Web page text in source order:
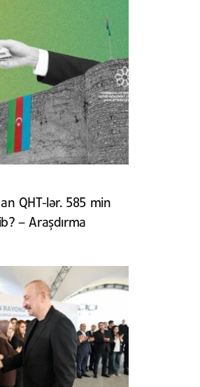
QHT-lər. 585 min
– Araşdırma